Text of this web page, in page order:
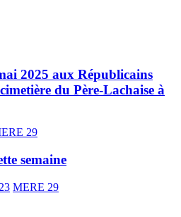
2025 aux Républicains
du Père-Lachaise à
29
semaine
MERE 29